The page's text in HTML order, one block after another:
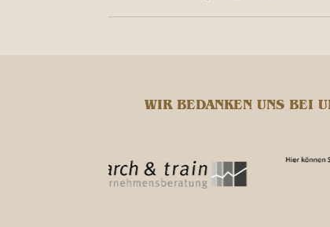
WIR BEDANKEN UNS BEI